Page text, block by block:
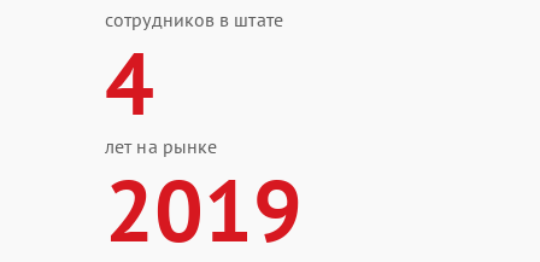
сотрудников в штате
4
лет на рынке
2019